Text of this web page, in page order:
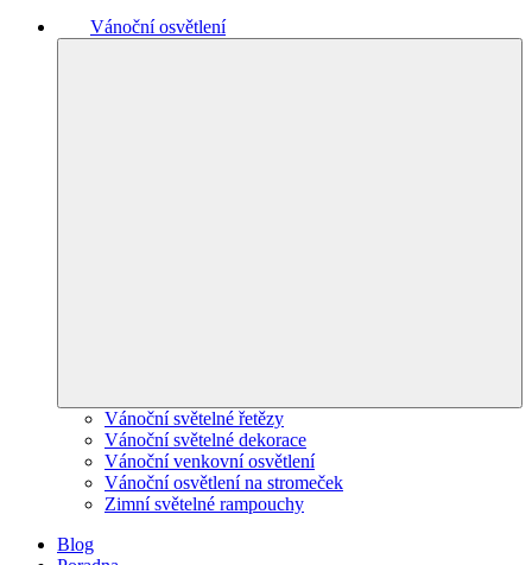
Vánoční osvětlení
Vánoční světelné řetězy
Vánoční světelné dekorace
Vánoční venkovní osvětlení
Vánoční osvětlení na stromeček
Zimní světelné rampouchy
Blog